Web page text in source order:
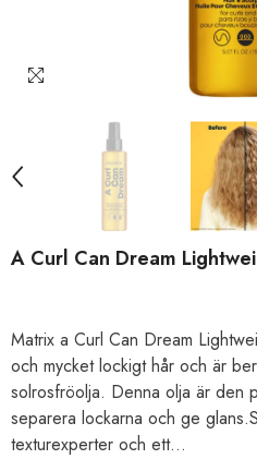
A Curl Can Dream
Matrix a Curl Can Dream
och mycket lockigt hår och är
solrosfröolja. Denna olja är den
separera lockarna och ge
texturexperter och ett...